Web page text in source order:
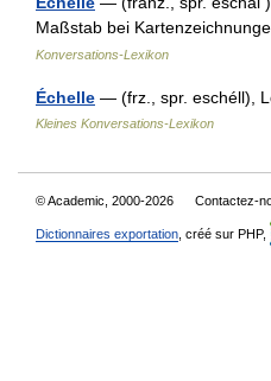
Maßstab bei
Konversations-Lexikon
Échelle — (frz., spr. eschéll),
Kleines Konversations-Lexikon
© Academic, 2000-2026 Contactez-
Dictionnaires exportation , créé sur PHP,